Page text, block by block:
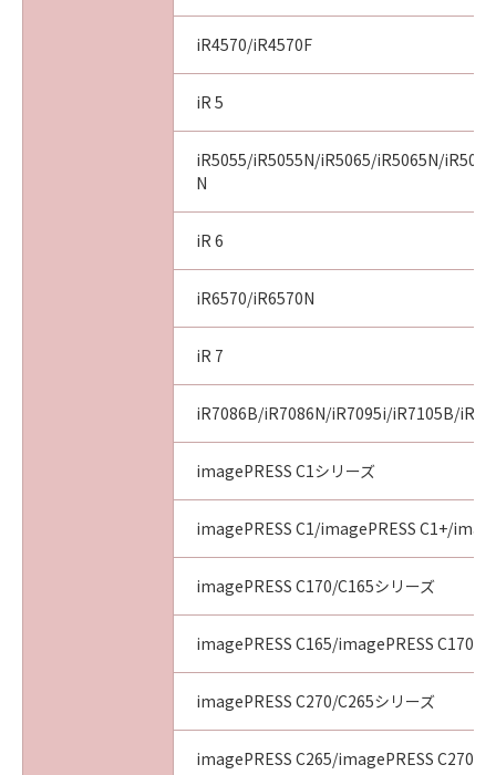
iR4570/iR4570F
iR 5
iR5055/iR5055N/iR5065/iR5065N/
N
iR 6
iR6570/iR6570N
iR 7
iR7086B/iR7086N/iR7095i/iR7105B/
imagePRESS C1シリーズ
imagePRESS C1/imagePRESS C1+/
imagePRESS C170/C165シリーズ
imagePRESS C165/imagePRESS C170
imagePRESS C270/C265シリーズ
imagePRESS C265/imagePRESS C270